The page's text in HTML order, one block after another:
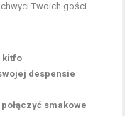
Twoich gości.
kitfo
despensie
smakowe